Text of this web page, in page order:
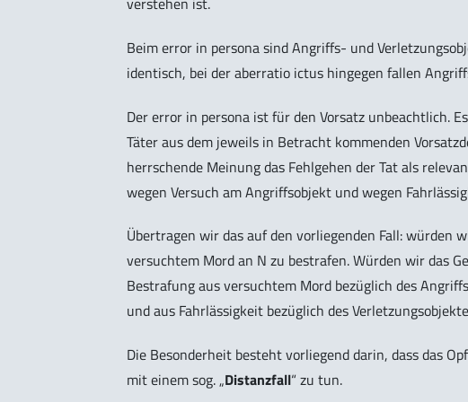
Beim error in persona sind Angriffs- und
identisch, bei der aberratio ictus hingegen fallen
Der error in persona ist für den Vorsatz unbeachtlich.
Täter aus dem jeweils in Betracht kommenden
herrschende Meinung das Fehlgehen der Tat als
wegen Versuch am Angriffsobjekt und wegen
Übertragen wir das auf den vorliegenden Fall: würden
versuchtem Mord an N zu bestrafen. Würden wir das
Bestrafung aus versuchtem Mord bezüglich des
und aus Fahrlässigkeit bezüglich des
Die Besonderheit besteht vorliegend darin, dass das
mit einem sog. „Distanzfall“ zu tun.